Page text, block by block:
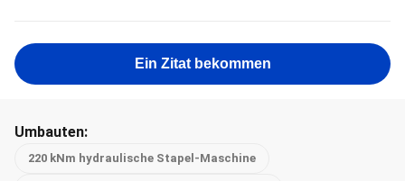
Ein Zitat bekommen
Umbauten:
220 kNm hydraulische Stapel-Maschine